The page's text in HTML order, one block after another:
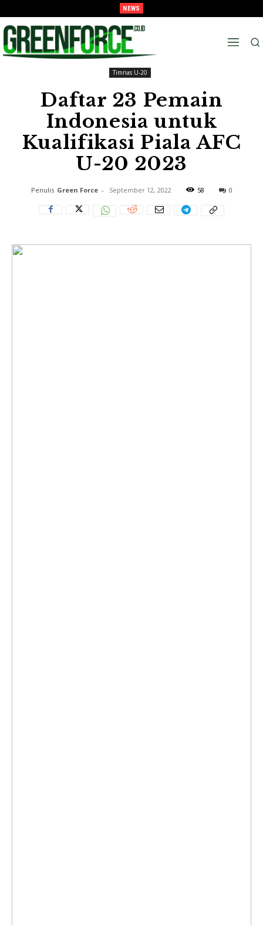
NEWS
Beranda Info Sepak Bola Timnas U-20
Timnas U-20
Daftar 23 Pemain
Indonesia untuk
Kualifikasi Piala AFC
U-20 2023
Penulis Green Force - September 12, 2022 58 0